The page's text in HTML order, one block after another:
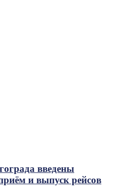
введены
и выпуск рейсов